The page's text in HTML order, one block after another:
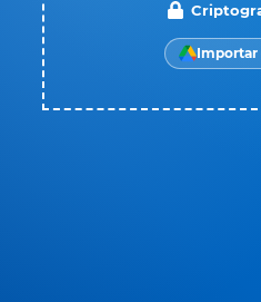
Importar